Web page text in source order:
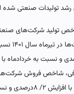
تولیدات صنعتی
تولید شرکت‌های
شاخص
شاخص فروش
به ماه مشابه سال ۱۴۰۰